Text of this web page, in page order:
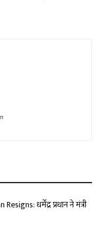
धर्मेंद्र प्रधान ने मंत्री